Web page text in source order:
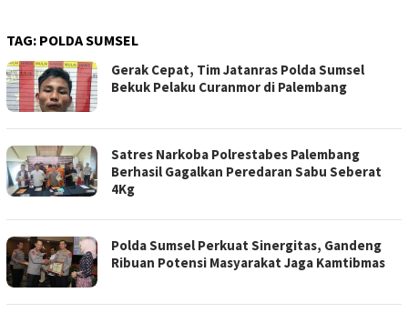
TAG: POLDA SUMSEL
Gerak Cepat, Tim Jatanras Polda Sumsel
Bekuk Pelaku Curanmor di Palembang
Satres Narkoba Polrestabes Palembang
Berhasil Gagalkan Peredaran Sabu Seberat
4Kg
Polda Sumsel Perkuat Sinergitas, Gandeng
Ribuan Potensi Masyarakat Jaga Kamtibmas